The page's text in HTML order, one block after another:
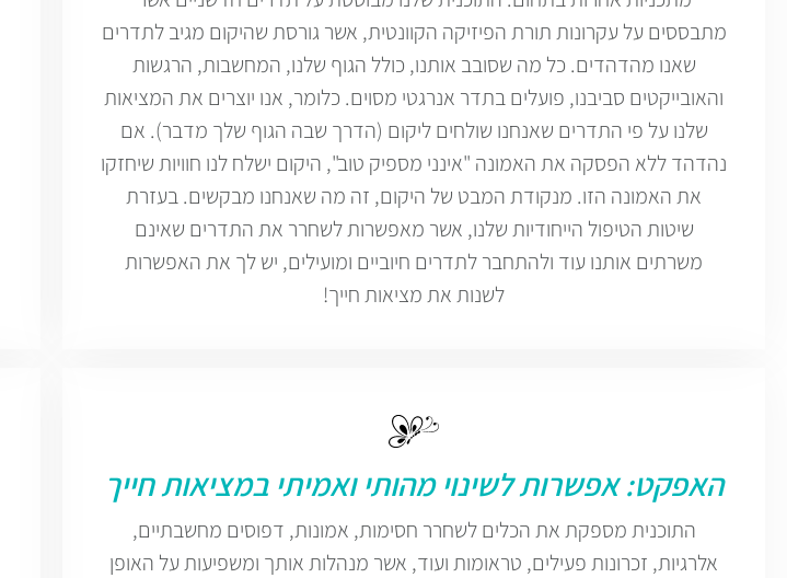
מתבססים על עקרונות תורת הפיזיקה הקוונטית, אשר גורסת שהיקום מגיב לתדרים
שאנו מהדהדים. כל מה שסובב אותנו, כולל הגוף שלנו, המחשבות, הרגשות
והאובייקטים סביבנו, פועלים בתדר אנרגטי מסוים. כלומר, אנו יוצרים את המציאות
שלנו על פי התדרים שאנחנו שולחים ליקום (הדרך שבה הגוף שלך מדבר). אם
נהדהד ללא הפסקה את האמונה "אינני מספיק טוב", היקום ישלח לנו חוויות שיחזקו
את האמונה הזו. מנקודת המבט של היקום, זה מה שאנחנו מבקשים. בעזרת
שיטות הטיפול הייחודיות שלנו, אשר מאפשרות לשחרר את התדרים שאינם
משרתים אותנו עוד ולהתחבר לתדרים חיוביים ומועילים, יש לך את האפשרות
לשנות את מציאות חייך!
האפקט: אפשרות לשינוי מהותי ואמיתי במציאות חייך
התוכנית מספקת את הכלים לשחרר חסימות, אמונות, דפוסים מחשבתיים,
אלרגיות, זכרונות פעילים, טראומות ועוד, אשר מנהלות אותך ומשפיעות על האופן